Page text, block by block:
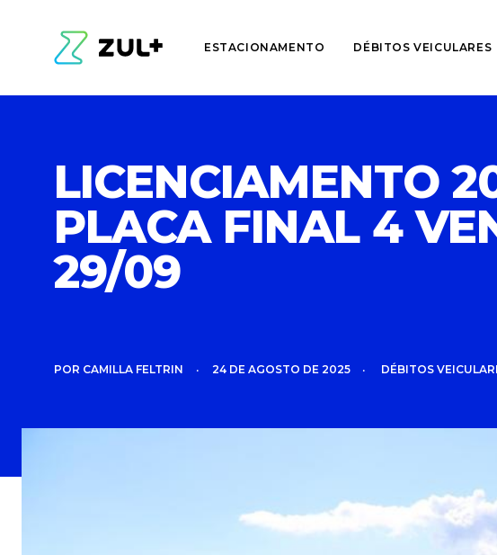
ESTACIONAMENTO DÉBITOS VEICULARES
LICENCIAMENTO
PLACA FINAL 4
29/09
POR CAMILLA FELTRIN • 24 DE AGOSTO DE 2025 • DÉBITOS